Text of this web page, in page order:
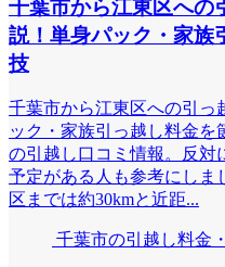
千葉市から江東区への
説！単身パック・家族
技
千葉市から江東区への引っ
ック・家族引っ越し料金
の引越し口コミ情報。反対
予定がある人も参考にしま
区までは約30kmと近距...
千葉市の引越し料金